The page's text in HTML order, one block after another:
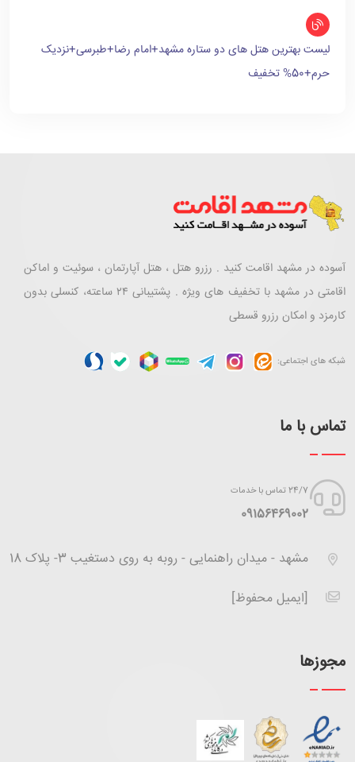
لیست بهترین هتل های دو ستاره مشهد+امام رضا+طبرسی+نزدیک
حرم+50% تخفیف
آسوده در مشهد اقامت کنید . رزرو هتل ، هتل آپارتمان ، سوئیت و اماکن
اقامتی در مشهد با تخفیف های ویژه . پشتیبانی ۲۴ ساعته، کنسلی بدون
کارمزد و امکان رزرو قسطی
شبکه های اجتماعی:
تماس با ما
24/7 تماس با خدمات
‪09156469002
مشهد - میدان راهنمایی - روبه به روی دستغیب 3- پلاک 18
[ایمیل محفوظ]
مجوزها